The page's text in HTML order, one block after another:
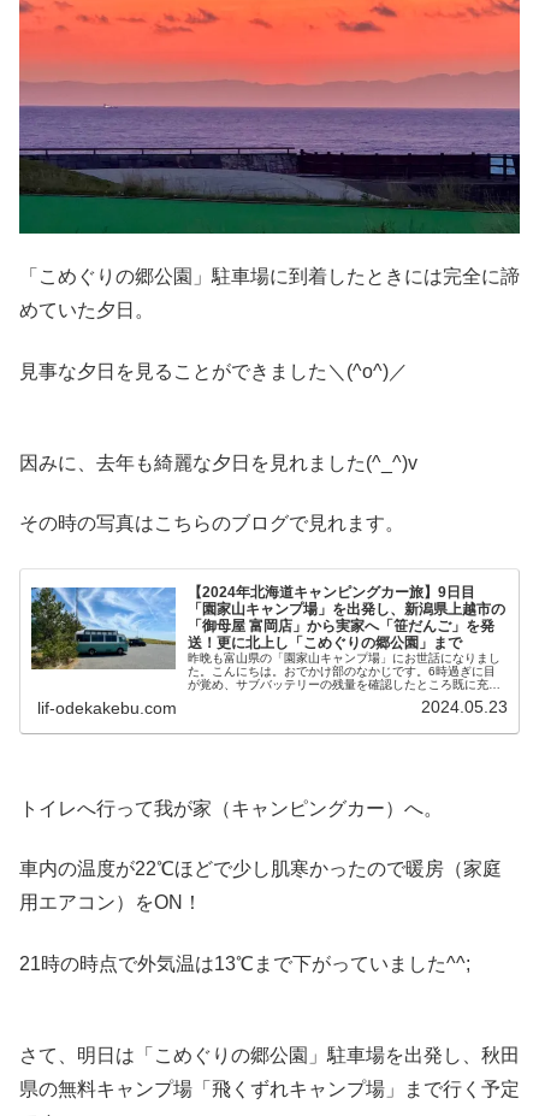
「こめぐりの郷公園」駐車場に到着したときには完全に諦
めていた夕日。
見事な夕日を見ることができました＼(^o^)／
因みに、去年も綺麗な夕日を見れました(^_^)v
その時の写真はこちらのブログで見れます。
【2024年北海道キャンピングカー旅】9日目
「園家山キャンプ場」を出発し、新潟県上越市の
「御母屋 富岡店」から実家へ「笹だんご」を発
送！更に北上し「こめぐりの郷公園」まで
昨晩も富山県の「園家山キャンプ場」にお世話になりまし
た。こんにちは。おでかけ部のなかじです。6時過ぎに目
が覚め、サブバッテリーの残量を確認したところ既に充電
lif-odekakebu.com 2024.05.23
トイレへ行って我が家（キャンピングカー）へ。
車内の温度が22℃ほどで少し肌寒かったので暖房（家庭
用エアコン）をON！
21時の時点で外気温は13℃まで下がっていました^^;
さて、明日は「こめぐりの郷公園」駐車場を出発し、秋田
県の無料キャンプ場「飛くずれキャンプ場」まで行く予定